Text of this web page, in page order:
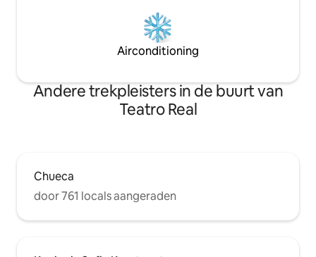
Airconditioning
Andere trekpleisters in de buurt van
Teatro Real
Chueca
door 761 locals aangeraden